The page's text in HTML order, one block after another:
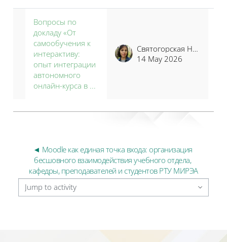
Вопросы по
докладу «От
самообучения к
интерактиву:
опыт интеграции
автономного
онлайн-курса в ...
Святогорская Наталья Владимировна
14 May 2026
◄ Moodle как единая точка входа: организация
бесшовного взаимодействия учебного отдела,
кафедры, преподавателей и студентов РТУ МИРЭА
Jump to activity